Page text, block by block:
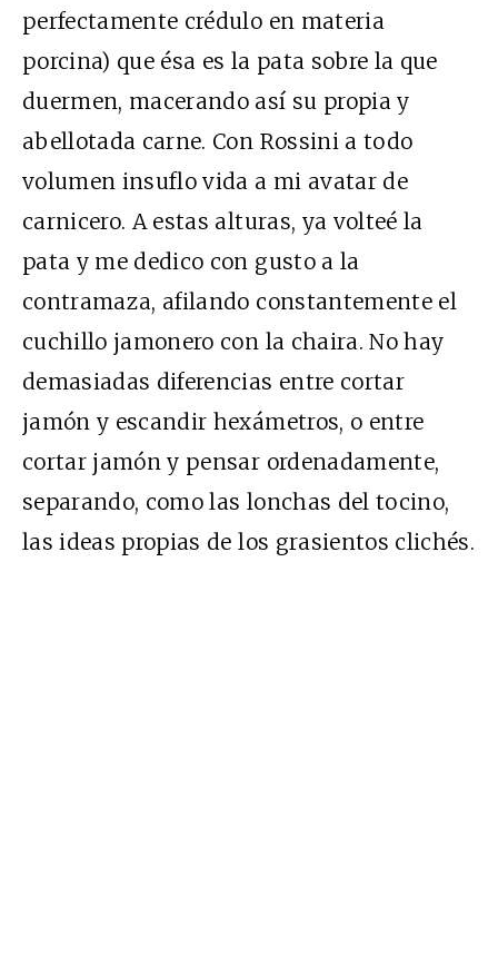
perfectamente crédulo en materia
porcina) que ésa es la pata sobre la que
duermen, macerando así su propia y
abellotada carne. Con Rossini a todo
volumen insuflo vida a mi avatar de
carnicero. A estas alturas, ya volteé la
pata y me dedico con gusto a la
contramaza, afilando constantemente el
cuchillo jamonero con la chaira. No hay
demasiadas diferencias entre cortar
jamón y escandir hexámetros, o entre
cortar jamón y pensar ordenadamente,
separando, como las lonchas del tocino,
las ideas propias de los grasientos clichés.